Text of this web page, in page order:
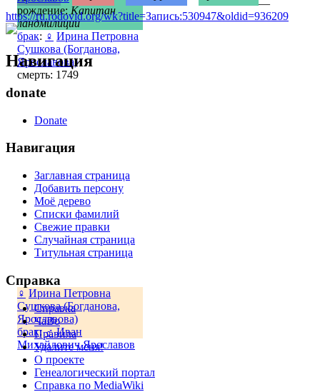
рождение: Капитан
ландмилиции
брак: ♀ Ирина Петровна
Сушкова (Богданова,
Ярославова)
смерть: 1749
♀ Ирина Петровна
Сушкова (Богданова,
Ярославова)
брак:♂ Иван
Михайлович Ярославов
—
https://ru.rodovid.org/wk?title=Запись:530947&oldid=936209
Навигация
donate
Donate
Навигация
Заглавная страница
Добавить персону
Моё дерево
Списки фамилий
Свежие правки
Случайная страница
Титульная страница
Справка
Справка
ЧаВо
Правила
Удалите меня!
О проекте
Генеалогический портал
Справка по MediaWiki